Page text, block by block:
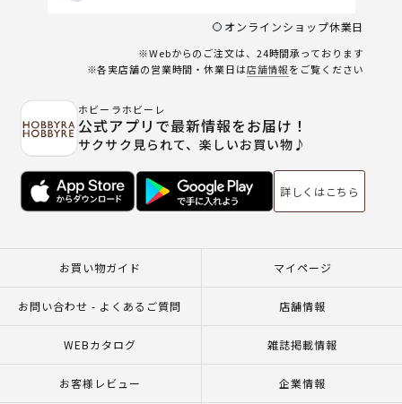
オンラインショップ休業日
※Webからのご注文は、24時間承っております
※各実店舗の営業時間・休業日は店舗情報をご覧ください
ホビーラホビーレ
公式アプリで最新情報をお届け！
サクサク見られて、楽しいお買い物♪
詳しくはこちら
お買い物ガイド マイページ
お問い合わせ - よくあるご質問 店舗情報
WEBカタログ 雑誌掲載情報
お客様レビュー 企業情報